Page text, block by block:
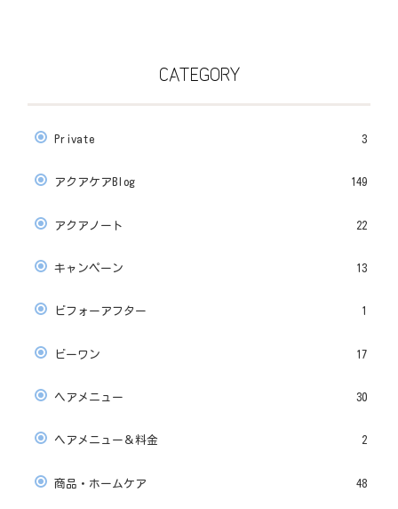
CATEGORY
Private 3
アクアケアBlog 149
アクアノート 22
キャンペーン 13
ビフォーアフター 1
ビーワン 17
ヘアメニュー 30
ヘアメニュー＆料金 2
商品・ホームケア 48